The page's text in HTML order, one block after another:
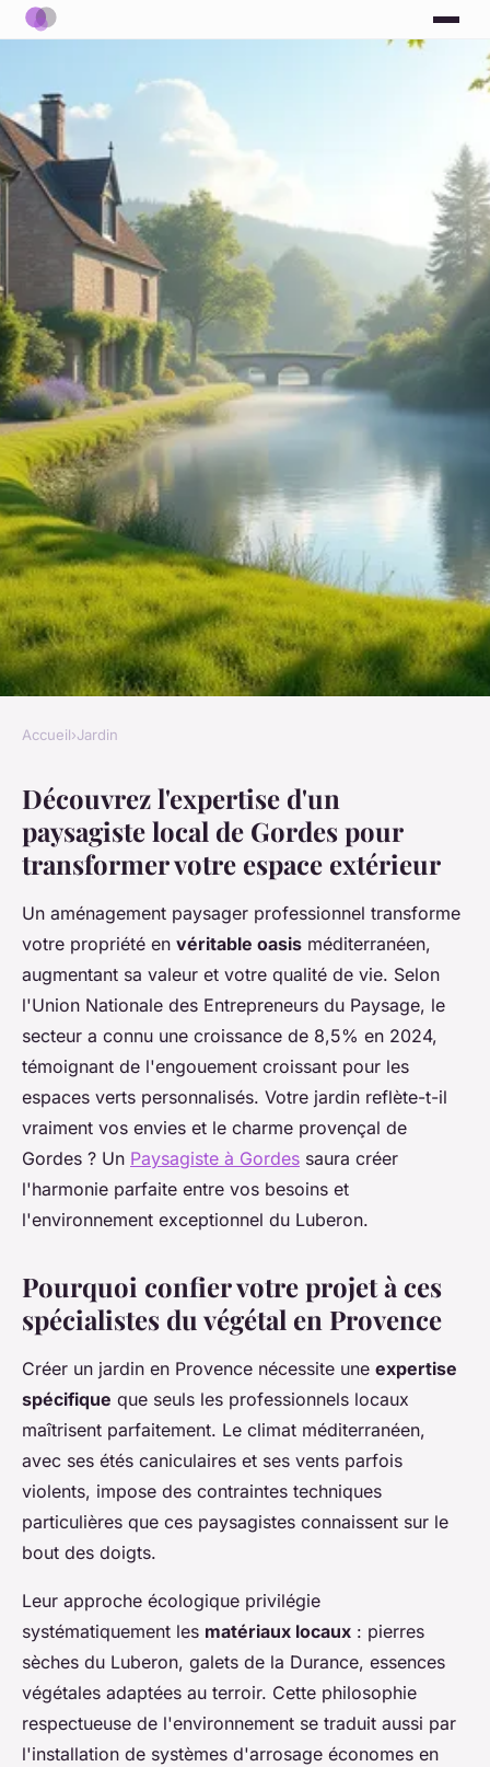
Découvrez l'expertise d'un
paysagiste à gordes pour votre
jardin
Noé•2 janvier 2026 •8 min de lecture
Accueil›Jardin
Découvrez l'expertise d'un
paysagiste local de Gordes pour
transformer votre espace extérieur
Un aménagement paysager professionnel transforme
votre propriété en véritable oasis méditerranéen,
augmentant sa valeur et votre qualité de vie. Selon
l'Union Nationale des Entrepreneurs du Paysage, le
secteur a connu une croissance de 8,5% en 2024,
témoignant de l'engouement croissant pour les
espaces verts personnalisés. Votre jardin reflète-t-il
vraiment vos envies et le charme provençal de
Gordes ? Un Paysagiste à Gordes saura créer
l'harmonie parfaite entre vos besoins et
l'environnement exceptionnel du Luberon.
Pourquoi confier votre projet à ces
spécialistes du végétal en Provence
Créer un jardin en Provence nécessite une expertise
spécifique que seuls les professionnels locaux
maîtrisent parfaitement. Le climat méditerranéen,
avec ses étés caniculaires et ses vents parfois
violents, impose des contraintes techniques
particulières que ces paysagistes connaissent sur le
bout des doigts.
Leur approche écologique privilégie
systématiquement les matériaux locaux : pierres
sèches du Luberon, galets de la Durance, essences
végétales adaptées au terroir. Cette philosophie
respectueuse de l'environnement se traduit aussi par
l'installation de systèmes d'arrosage économes en